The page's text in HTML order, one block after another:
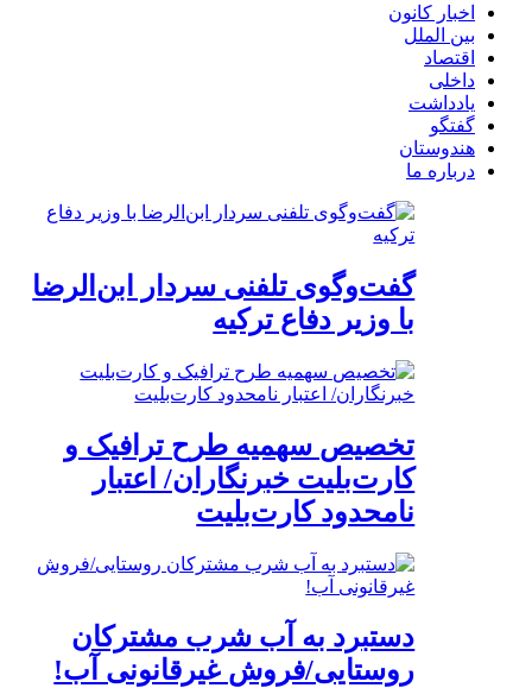
اخبار کانون
بین الملل
اقتصاد
داخلی
یادداشت
گفتگو
هندوستان
درباره ما
گفت‌وگوی تلفنی سردار ابن‌الرضا
با وزیر دفاع ترکیه
تخصیص سهمیه طرح ترافیک و
کارت‌بلیت خبرنگاران/ اعتبار
نامحدود کارت‌بلیت
دستبرد به آب شرب مشترکان
روستایی/فروش غیرقانونی آب!